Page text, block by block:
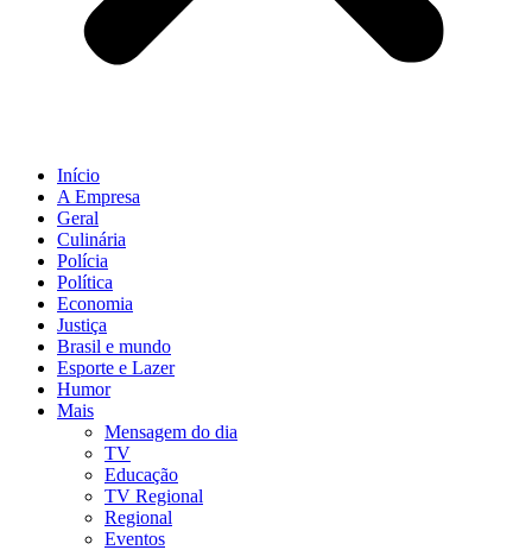
Início
A Empresa
Geral
Culinária
Polícia
Política
Economia
Justiça
Brasil e mundo
Esporte e Lazer
Humor
Mais
Mensagem do dia
TV
Educação
TV Regional
Regional
Eventos